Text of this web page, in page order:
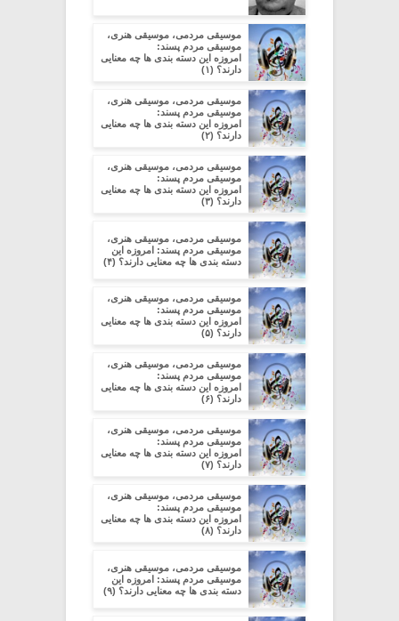
موسیقی مردمی، موسیقی هنری،
موسیقی مردم پسند:
امروزه این دسته بندی ها چه معنایی
دارند؟ (۱)
موسیقی مردمی، موسیقی هنری،
موسیقی مردم پسند:
امروزه این دسته بندی ها چه معنایی
دارند؟ (۲)
موسیقی مردمی، موسیقی هنری،
موسیقی مردم پسند:
امروزه این دسته بندی ها چه معنایی
دارند؟ (۳)
موسیقی مردمی، موسیقی هنری،
موسیقی مردم پسند: امروزه این
دسته بندی ها چه معنایی دارند؟ (۴)
موسیقی مردمی، موسیقی هنری،
موسیقی مردم پسند:
امروزه این دسته بندی ها چه معنایی
دارند؟ (۵)
موسیقی مردمی، موسیقی هنری،
موسیقی مردم پسند:
امروزه این دسته بندی ها چه معنایی
دارند؟ (۶)
موسیقی مردمی، موسیقی هنری،
موسیقی مردم پسند:
امروزه این دسته بندی ها چه معنایی
دارند؟ (۷)
موسیقی مردمی، موسیقی هنری،
موسیقی مردم پسند:
امروزه این دسته بندی ها چه معنایی
دارند؟ (۸)
موسیقی مردمی، موسیقی هنری،
موسیقی مردم پسند: امروزه این
دسته بندی ها چه معنایی دارند؟ (۹)